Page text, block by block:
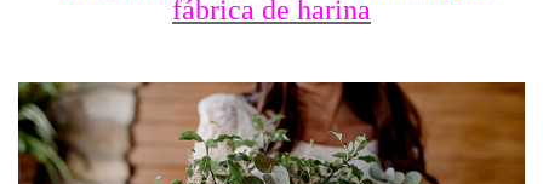
fábrica de harina